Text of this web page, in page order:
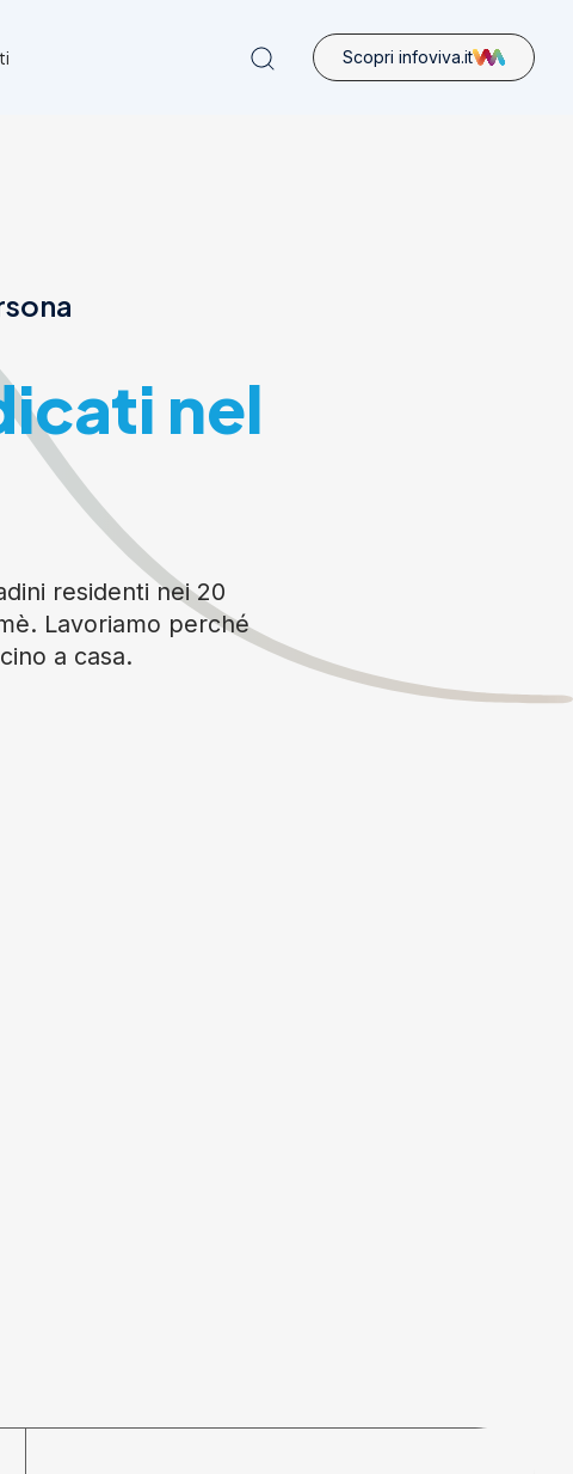
Scopri infoviva.it
nel
residenti nei 20
Lavoriamo perché
a casa.